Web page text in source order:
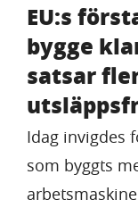
EU:s
bygge
satsar
Idag invigdes
som byggts